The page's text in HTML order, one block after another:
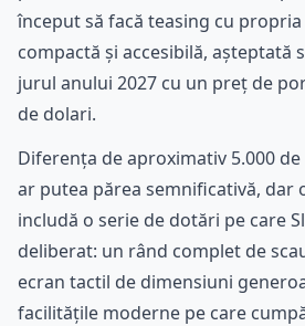
început să facă teasing cu
compactă și accesibilă, așteptată
jurul anului 2027 cu un preț de
de dolari.
Diferența de aproximativ 5.000
ar putea părea semnificativă, dar
includă o serie de dotări pe care
deliberat: un rând complet de
ecran tactil de dimensiuni
facilitățile moderne pe care